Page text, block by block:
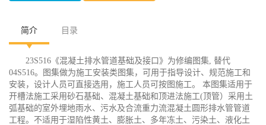
简介 目录
23S516《混凝土排水管道基础及接口》为修编图集, 替代
04S516。图集做为施工安装类图集，可用于指导设计、规范施工和
安装，设计人员可直接选用，施工人员可按图施工。 本图集适用于
开槽法施工采用砂石基础、混凝土基础和顶进法施工(顶管）采用土
弧基础的室外埋地雨水、污水及合流重力流混凝土圆形排水管管道
工程。不适用于湿陷性黄土、膨胀土、多年冻土、污染土、液化土